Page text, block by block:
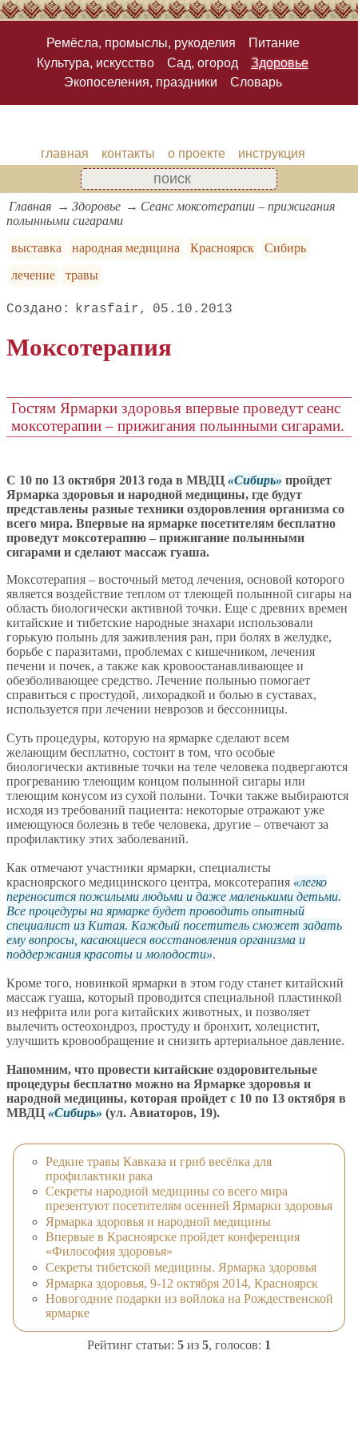
Ремёсла, промыслы, рукоделия
Питание
Культура, искусство
Сад, огород
Здоровье
Экопоселения, праздники
Словарь
главная контакты о проекте инструкция
Главная Здоровье
Сеанс моксотерапии – прижигания
полынными сигарами
выставка
народная медицина Красноярск
Сибирь
лечение
травы
krasfair 05.10.2013
Моксотерапия
Гостям Ярмарки здоровья впервые проведут сеанс
моксотерапии – прижигания полынными сигарами.
С 10 по 13 октября 2013 года в МВДЦ Сибирь
пройдет
Ярмарка здоровья и народной медицины, где будут
представлены разные техники оздоровления организма со
всего мира. Впервые на ярмарке посетителям бесплатно
проведут моксотерапию – прижигание полынными
сигарами и сделают массаж гуаша.
Моксотерапия – восточный метод лечения, основой которого
является воздействие теплом от тлеющей полынной сигары на
область биологически активной точки. Еще с древних времен
китайские и тибетские народные знахари использовали
горькую полынь для заживления ран, при болях в желудке,
борьбе с паразитами, проблемах с кишечником, лечения
печени и почек, а также как кровоостанавливающее и
обезболивающее средство. Лечение полынью помогает
справиться с простудой, лихорадкой и болью в суставах,
используется при лечении неврозов и бессонницы.
Суть процедуры, которую на ярмарке сделают всем
желающим бесплатно, состоит в том, что особые
биологически активные точки на теле человека подвергаются
прогреванию тлеющим концом полынной сигары или
тлеющим конусом из сухой полыни. Точки также выбираются
исходя из требований пациента: некоторые отражают уже
имеющуюся болезнь в тебе человека, другие – отвечают за
профилактику этих заболеваний.
Как отмечают участники ярмарки, специалисты
красноярского медицинского центра, моксотерапия
легко
переносится пожилыми людьми и даже маленькими детьми.
Все процедуры на ярмарке будет проводить опытный
специалист из Китая. Каждый посетитель сможет задать
ему вопросы, касающиеся восстановления организма и
поддержания красоты и молодости .
Кроме того, новинкой ярмарки в этом году станет китайский
массаж гуаша, который проводится специальной пластинкой
из нефрита или рога китайских животных, и позволяет
вылечить остеохондроз, простуду и бронхит, холецистит,
улучшить кровообращение и снизить артериальное давление.
Напомним, что провести китайские оздоровительные
процедуры бесплатно можно на Ярмарке здоровья и
народной медицины, которая пройдет с 10 по 13 октября в
МВДЦ
Сибирь (ул. Авиаторов, 19).
Редкие травы Кавказа и гриб весёлка для
профилактики рака
Секреты народной медицины со всего мира
презентуют посетителям осенней Ярмарки здоровья
Ярмарка здоровья и народной медицины
Впервые в Красноярске пройдет конференция
«Философия здоровья»
Секреты тибетской медицины. Ярмарка здоровья
Ярмарка здоровья, 9-12 октября 2014, Красноярск
Новогодние подарки из войлока на Рождественской
ярмарке
Рейтинг статьи: 5 из 5, голосов: 1